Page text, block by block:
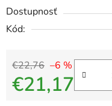
Dostupnosť
Kód:
€22,76 –6 %
€21,17